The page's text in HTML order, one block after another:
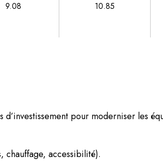
9.08 10.85
pour moderniser les
chauffage, accessibilité).